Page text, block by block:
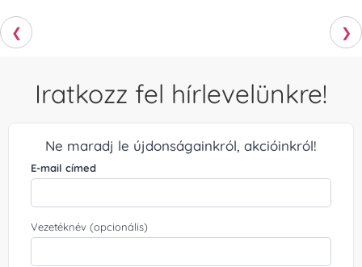
❮ ❯
Iratkozz fel hírlevelünkre!
Ne maradj le újdonságainkról, akcióinkról!
E-mail címed
Vezetéknév (opcionális)